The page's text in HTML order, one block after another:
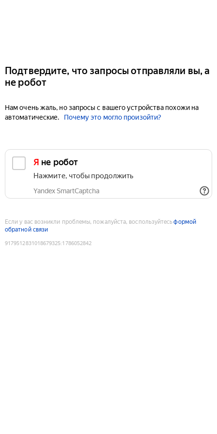
Подтвердите, что запросы отправляли вы, а
не робот
Нам очень жаль, но запросы с вашего устройства похожи на
автоматические.
Почему это могло произойти?
Я не робот
Нажмите, чтобы продолжить
Yandex SmartCaptcha
Если у вас возникли проблемы, пожалуйста, воспользуйтесьформой
обратной связи
9179512831018679325:1786052842